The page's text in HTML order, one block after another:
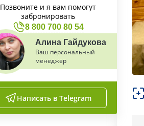
Позвоните и я вам помогут
забронировать
8 800 700 80 54
Алина Гайдукова
Ваш персональный
менеджер
Написать в Telegram